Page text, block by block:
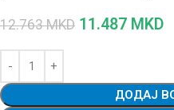
12.763MKD 11.487 MKD
ДОДАЈ